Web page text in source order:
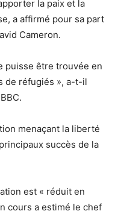
la paix et la
a affirmé pour sa part
Cameron.
puisse être trouvée en
de réfugiés », a-t-il
menaçant la liberté
succès de la
est « réduit en
cours a estimé le chef